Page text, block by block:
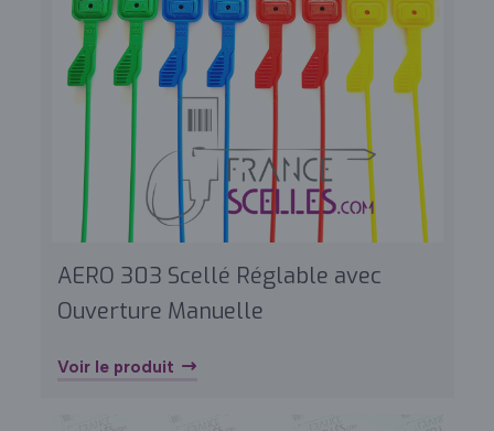
AERO 303 Scellé Réglable avec
Ouverture Manuelle
Voir le produit